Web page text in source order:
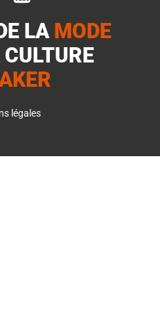
LA MODE
CULTURE
légales